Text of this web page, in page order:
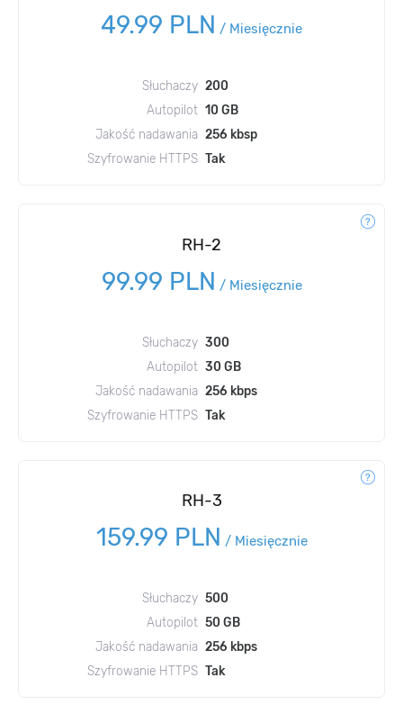
49.99 PLN / Miesięcznie
Słuchaczy 200
Autopilot 10 GB
Jakość nadawania 256 kbsp
Szyfrowanie HTTPS Tak
RH-2
99.99 PLN / Miesięcznie
Słuchaczy 300
Autopilot 30 GB
Jakość nadawania 256 kbps
Szyfrowanie HTTPS Tak
RH-3
159.99 PLN / Miesięcznie
Słuchaczy 500
Autopilot 50 GB
Jakość nadawania 256 kbps
Szyfrowanie HTTPS Tak